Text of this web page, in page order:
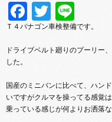
Facebook
Twitter
Ｔ４バナゴン車検整備です。
ドライブベルト廻りのプーリー
した。
国産のミニバンに比べて、ハン
いですがクルマを操ってる感覚
乗っている感じが何よりお洒落